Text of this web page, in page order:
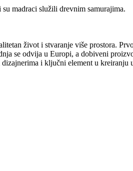
madraci služili drevnim samurajima.
život i stvaranje više prostora.
se odvija u Europi, a dobiveni
i ključni element u